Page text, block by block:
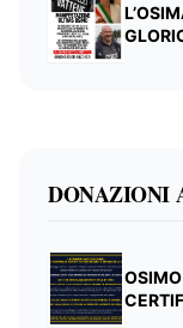
DONAZIONI